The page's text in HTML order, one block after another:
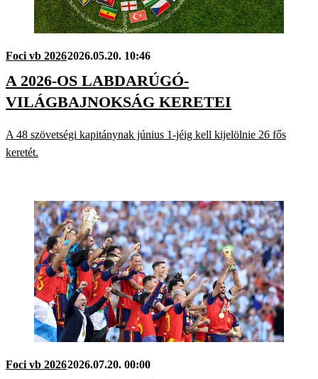
Foci vb 20262026.05.20. 10:46
A 2026-OS LABDARÚGÓ-
VILÁGBAJNOKSÁG KERETEI
A 48 szövetségi kapitánynak június 1-jéig kell kijelölnie 26 fős
keretét.
Foci vb 20262026.07.20. 00:00